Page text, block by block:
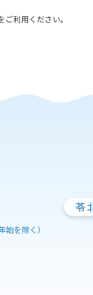
利用ください。
を除く）